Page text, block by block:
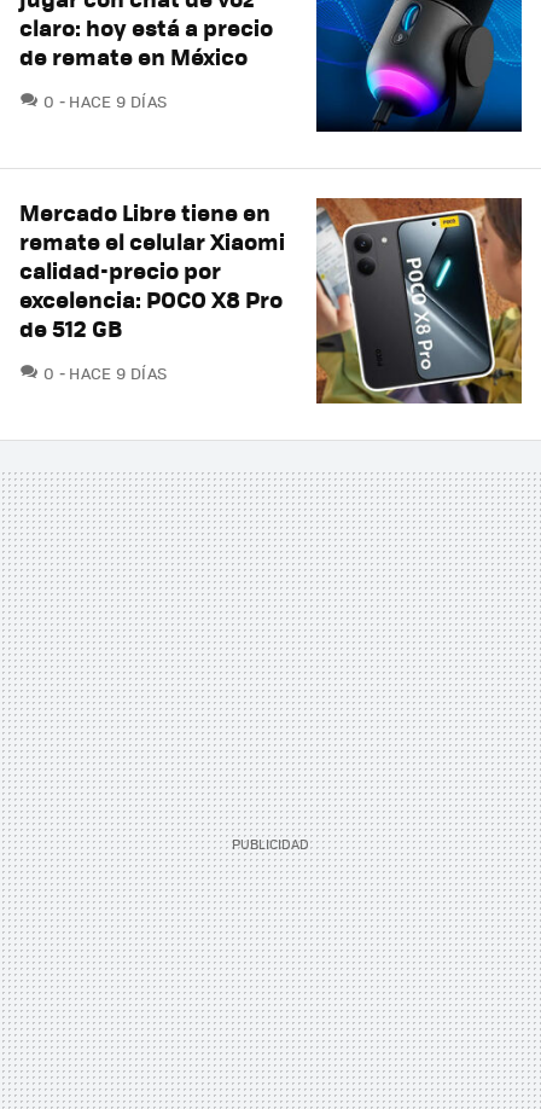
claro: hoy está a precio
de remate en México
0 COMENTARIOS
HACE 9 DÍAS
Mercado Libre tiene en
remate el celular Xiaomi
calidad-precio por
excelencia: POCO X8 Pro
de 512 GB
0 COMENTARIOS
HACE 9 DÍAS